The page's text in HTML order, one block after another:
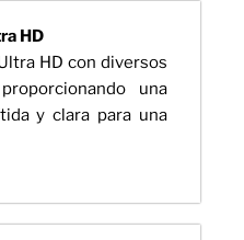
HD
HD con diversos
una
y clara para una